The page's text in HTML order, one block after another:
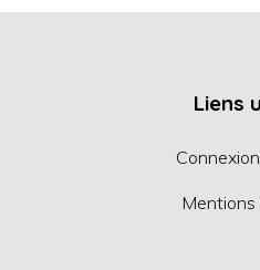
Liens
Mentions